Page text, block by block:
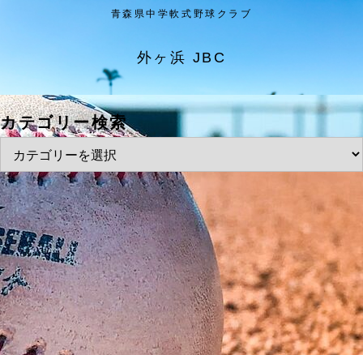
青森県中学軟式野球クラブ
外ヶ浜 JBC
カテゴリー検索